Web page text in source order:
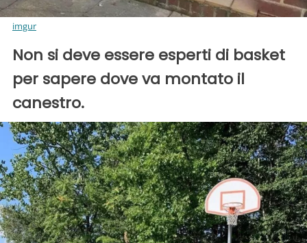
imgur
Non si deve essere esperti di basket
per sapere dove va montato il
canestro.